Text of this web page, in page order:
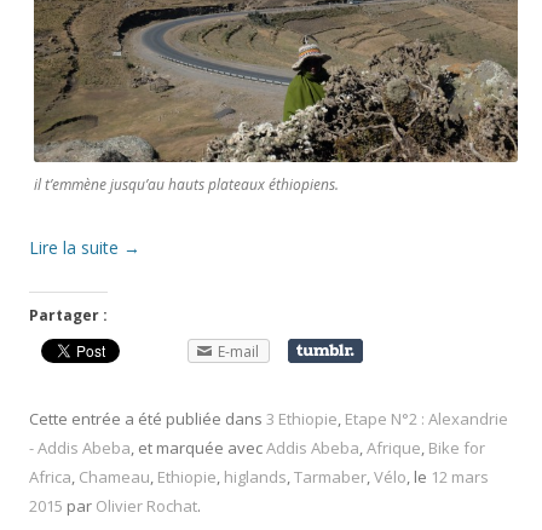
il t’emmène jusqu’au hauts plateaux éthiopiens.
Lire la suite →
Partager :
E-mail
Cette entrée a été publiée dans 3 Ethiopie, Etape N°2 : Alexandrie
- Addis Abeba, et marquée avecAddis Abeba,Afrique, Bike for
Africa, Chameau, Ethiopie, higlands,Tarmaber,Vélo, le 12 mars
2015 par Olivier Rochat.